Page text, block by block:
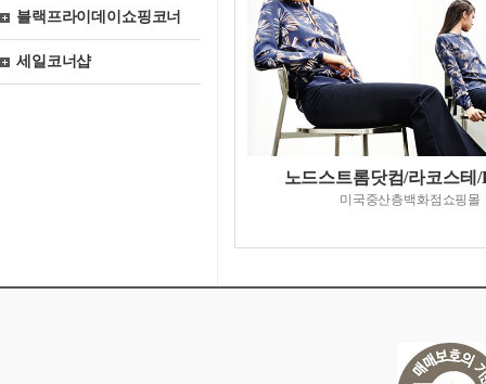
블랙프라이데이쇼핑코너
세일코너샵
노드스트롬닷컴/라코스테/
미국중산층백화점쇼핑몰